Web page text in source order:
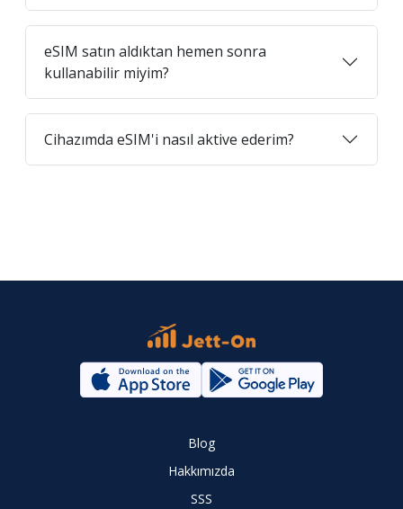
eSIM satın aldıktan hemen sonra
kullanabilir miyim?
Cihazımda eSIM'i nasıl aktive ederim?
Blog
Hakkımızda
SSS